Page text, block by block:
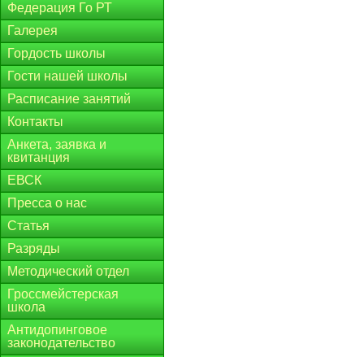
Федерация Го РТ
Галерея
Гордость школы
Гости нашей школы
Расписание занятий
Контакты
Анкета, заявка и
квитанция
ЕВСК
Пресса о нас
Статья
Разряды
Методический отдел
Гроссмейстерская
школа
Антидопинговое
законодательство